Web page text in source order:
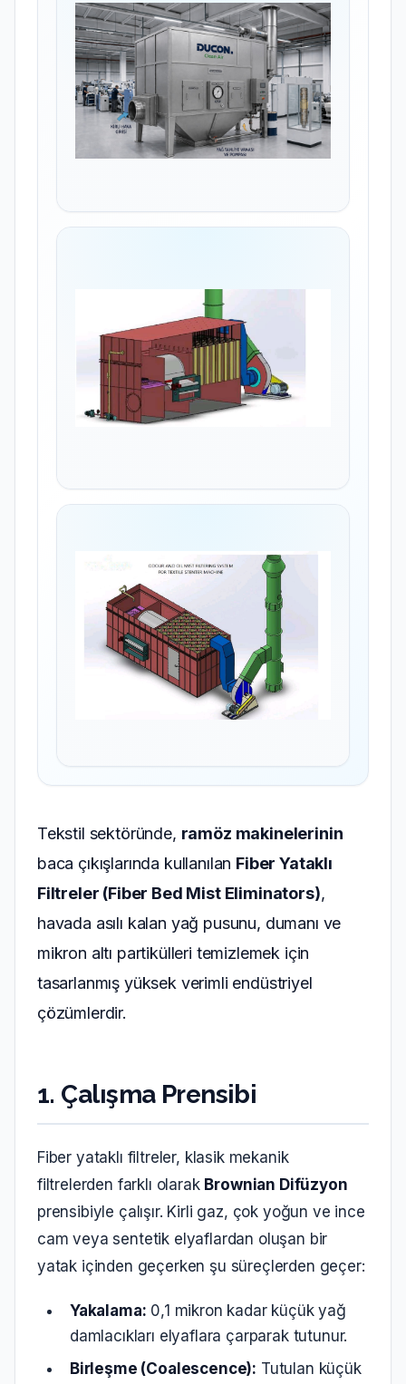
Tekstil sektöründe, ramöz makinelerinin
baca çıkışlarında kullanılan Fiber Yataklı
Filtreler (Fiber Bed Mist Eliminators),
havada asılı kalan yağ pusunu, dumanı ve
mikron altı partikülleri temizlemek için
tasarlanmış yüksek verimli endüstriyel
çözümlerdir.
1. Çalışma Prensibi
Fiber yataklı filtreler, klasik mekanik
filtrelerden farklı olarak Brownian Difüzyon
prensibiyle çalışır. Kirli gaz, çok yoğun ve ince
cam veya sentetik elyaflardan oluşan bir
yatak içinden geçerken şu süreçlerden geçer:
Yakalama: 0,1 mikron kadar küçük yağ
damlacıkları elyaflara çarparak tutunur.
Birleşme (Coalescence): Tutulan küçük